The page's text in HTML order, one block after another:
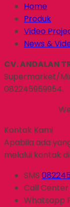
Home
Produk
Video
News &
CV. ANDALAN
Supermarket/
082245959954.
Kontak Kami
Apabila ada
melalui kontak
SMS
Call Center
Whatsapp